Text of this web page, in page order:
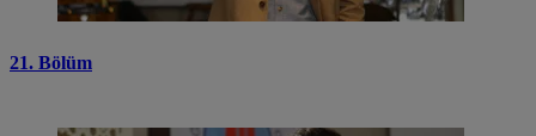
21. Bölüm